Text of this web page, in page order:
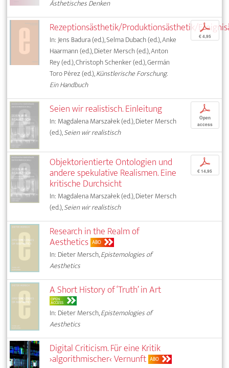
Ästhetisches Denken
Rezeptionsästhetik/Produktionsästhetik/
In: Jens Badura (ed.), Selma Dubach (ed.), Anke
Haarmann (ed.), Dieter Mersch (ed.), Anton
Rey (ed.), Christoph Schenker (ed.), Germán
Toro Pérez (ed.),Künstlerische Forschung.
Ein Handbuch
p
€ 4,95
Seien wir realistisch. Einleitung
In: Magdalena Marszałek (ed.), Dieter Mersch
(ed.),Seien wir realistisch
p
Open
access
Objektorientierte Ontologien und
andere spekulative Realismen. Eine
kritische Durchsicht
In: Magdalena Marszałek (ed.), Dieter Mersch
(ed.),Seien wir realistisch
p
€ 14,95
Research in the Realm of
Aesthetics ABO
In: Dieter Mersch,Epistemologies of
Aesthetics
A Short History of ‘Truth’ in Art
OPEN
ACCESS
In: Dieter Mersch,Epistemologies of
Aesthetics
Digital Criticism. Für eine Kritik
›algorithmischer‹ Vernunft ABO